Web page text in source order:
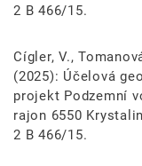
2 B 466/15.
Cígler, V.,
(2025): Účelová
projekt Podzemní
rajon 6550
2 B 466/15.